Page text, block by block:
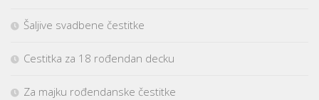
Šaljive svadbene čestitke
Cestitka za 18 rođendan decku
Za majku rođendanske čestitke